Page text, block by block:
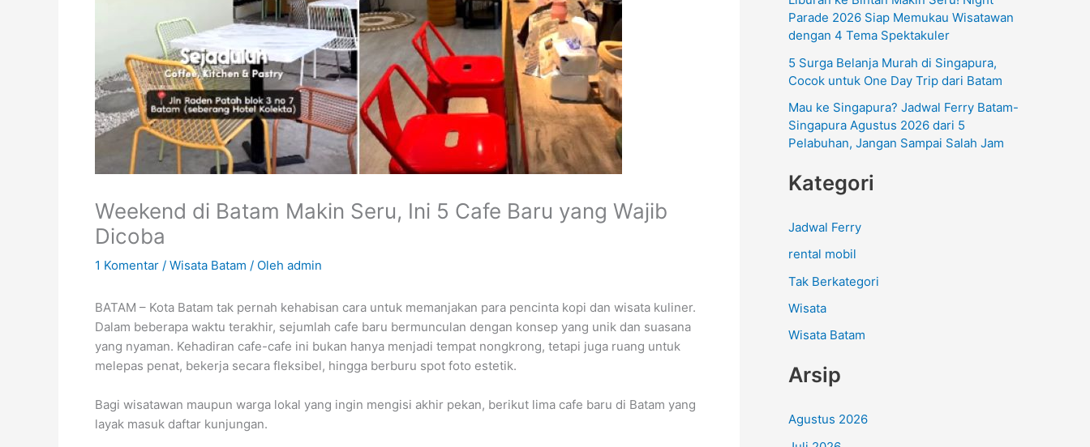
Weekend di Batam Makin Seru, Ini 5 Cafe Baru yang Wajib
Dicoba
1 Komentar / Wisata Batam / Oleh admin
BATAM – Kota Batam tak pernah kehabisan cara untuk memanjakan para pencinta kopi dan wisata kuliner.
Dalam beberapa waktu terakhir, sejumlah cafe baru bermunculan dengan konsep yang unik dan suasana
yang nyaman. Kehadiran cafe-cafe ini bukan hanya menjadi tempat nongkrong, tetapi juga ruang untuk
melepas penat, bekerja secara fleksibel, hingga berburu spot foto estetik.
Bagi wisatawan maupun warga lokal yang ingin mengisi akhir pekan, berikut lima cafe baru di Batam yang
layak masuk daftar kunjungan.
Parade 2026 Siap Memukau Wisatawan
dengan 4 Tema Spektakuler
5 Surga Belanja Murah di Singapura,
Cocok untuk One Day Trip dari Batam
Mau ke Singapura? Jadwal Ferry Batam-
Singapura Agustus 2026 dari 5
Pelabuhan, Jangan Sampai Salah Jam
Kategori
Jadwal Ferry
rental mobil
Tak Berkategori
Wisata
Wisata Batam
Arsip
Agustus 2026